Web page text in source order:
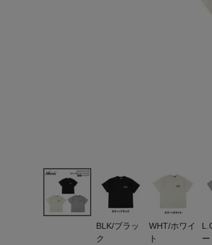
プレゼント
子育て
全てのシ
BLK/ブラッ
ク
WHT/ホワイ
ト
ー